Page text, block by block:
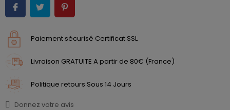
Paiement sécurisé Certificat SSL
Livraison GRATUITE A partir de 80€ (France)
Politique retours Sous 14 Jours
Donnez votre avis